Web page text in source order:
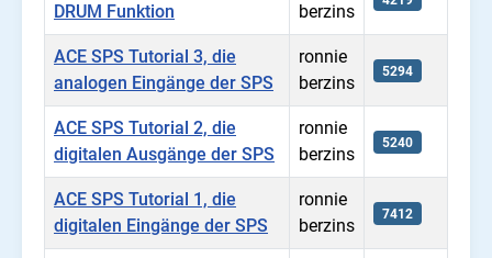
DRUM Funktion
berzins
ACE SPS Tutorial 3, die
analogen Eingänge der SPS
ronnie
berzins
5294
ACE SPS Tutorial 2, die
digitalen Ausgänge der SPS
ronnie
berzins
5240
ACE SPS Tutorial 1, die
digitalen Eingänge der SPS
ronnie
berzins
7412